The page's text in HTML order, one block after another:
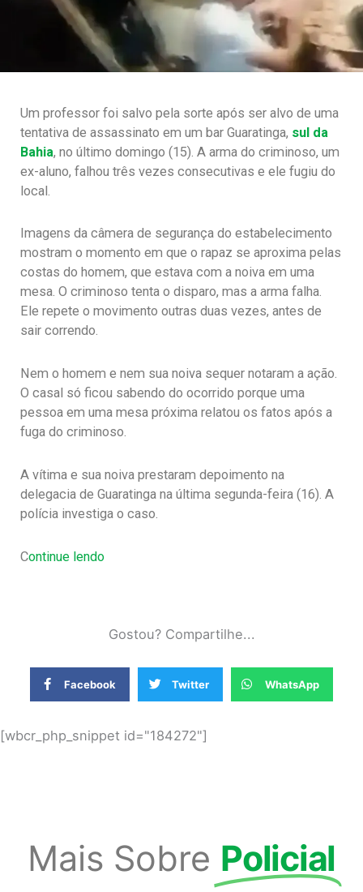
Um professor foi salvo pela sorte após ser alvo de uma
tentativa de assassinato em um bar Guaratinga, sul da
Bahia, no último domingo (15). A arma do criminoso, um
ex-aluno, falhou três vezes consecutivas e ele fugiu do
local.
Imagens da câmera de segurança do estabelecimento
mostram o momento em que o rapaz se aproxima pelas
costas do homem, que estava com a noiva em uma
mesa. O criminoso tenta o disparo, mas a arma falha.
Ele repete o movimento outras duas vezes, antes de
sair correndo.
Nem o homem e nem sua noiva sequer notaram a ação.
O casal só ficou sabendo do ocorrido porque uma
pessoa em uma mesa próxima relatou os fatos após a
fuga do criminoso.
A vítima e sua noiva prestaram depoimento na
delegacia de Guaratinga na última segunda-feira (16). A
polícia investiga o caso.
Continue lendo
Gostou? Compartilhe...
Facebook Twitter WhatsApp
[wbcr_php_snippet id="184272"]
Mais Sobre Policial